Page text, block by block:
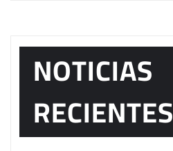
NOTICIAS
RECIENTES